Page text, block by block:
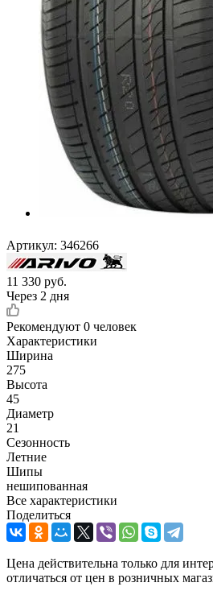
Артикул: 346266
11 330 руб.
Через 2 дня
Рекомендуют 0 человек
Характеристики
Ширина
275
Высота
45
Диаметр
21
Сезонность
Летние
Шипы
нешипованная
Все характеристики
Поделиться
Цена действительна только для
отличаться от цен в розничных